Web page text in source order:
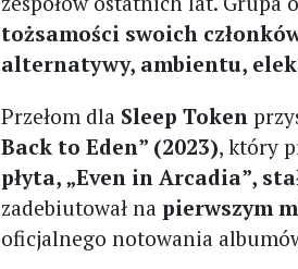
tożsamości swoich
alternatywy, ambientu,
Przełom dla Sleep Token
Back to Eden” (2023), który
płyta, „Even in Arcadia”,
zadebiutował napierwszym
oficjalnego notowania